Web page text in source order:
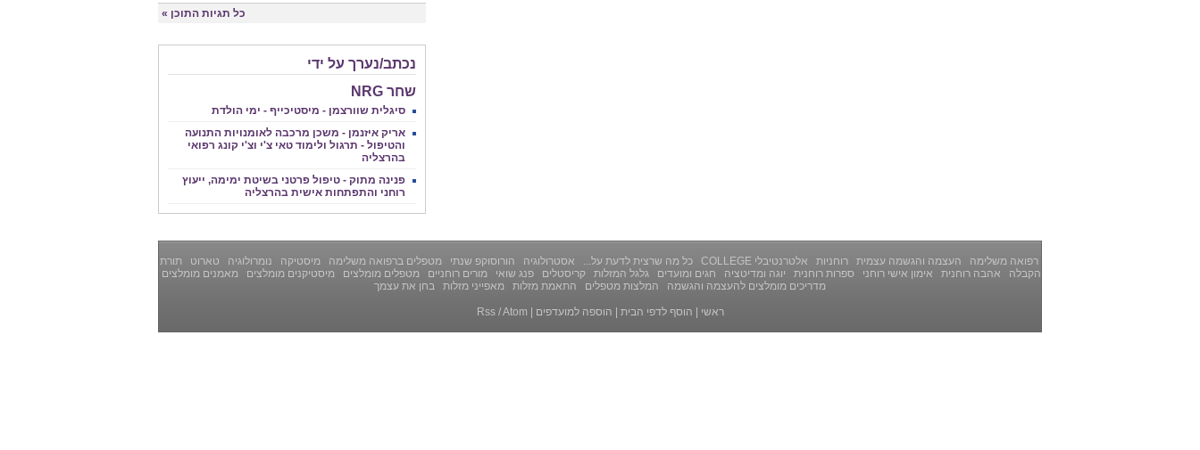
כל תגיות התוכן »
נכתב/נערך על ידי
שחר NRG
סיגלית שוורצמן - מיסטיכייף - ימי הולדת
אריק איזנמן - משכן מרכבה לאומנויות התנועה
והטיפול - תרגול ולימוד טאי צ'י וצ'י קונג רפואי
בהרצליה
פנינה מתוק - טיפול פרטני בשיטת ימימה, ייעוץ
רוחני והתפתחות אישית בהרצליה
רפואה משלימה העצמה והגשמה עצמית רוחניות אלטרנטיבלי COLLEGE כל מה שרצית לדעת על... אסטרולוגיה הורוסוקפ שנתי מטפלים ברפואה משלימה מיסטיקה נומרולוגיה טארוט
תורת
הקבלה
אהבה רוחנית אימון אישי רוחני ספרות רוחנית יוגה ומדיטציה חגים ומועדים גלגל המזלות קריסטלים פנג שואי מורים רוחניים מטפלים מומלצים מיסטיקנים מומלצים
מאמנים מומלצים
מדריכים מומלצים להעצמה והגשמה
המלצות מטפלים התאמת מזלות מאפייני מזלות בחן את עצמך
ראשי הוסף לדפי הבית הוספה למועדפים Rss/Atom